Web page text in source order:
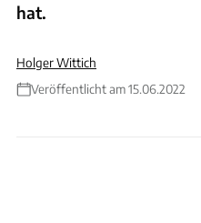
hat.
Holger Wittich
Veröffentlicht am 15.06.2022